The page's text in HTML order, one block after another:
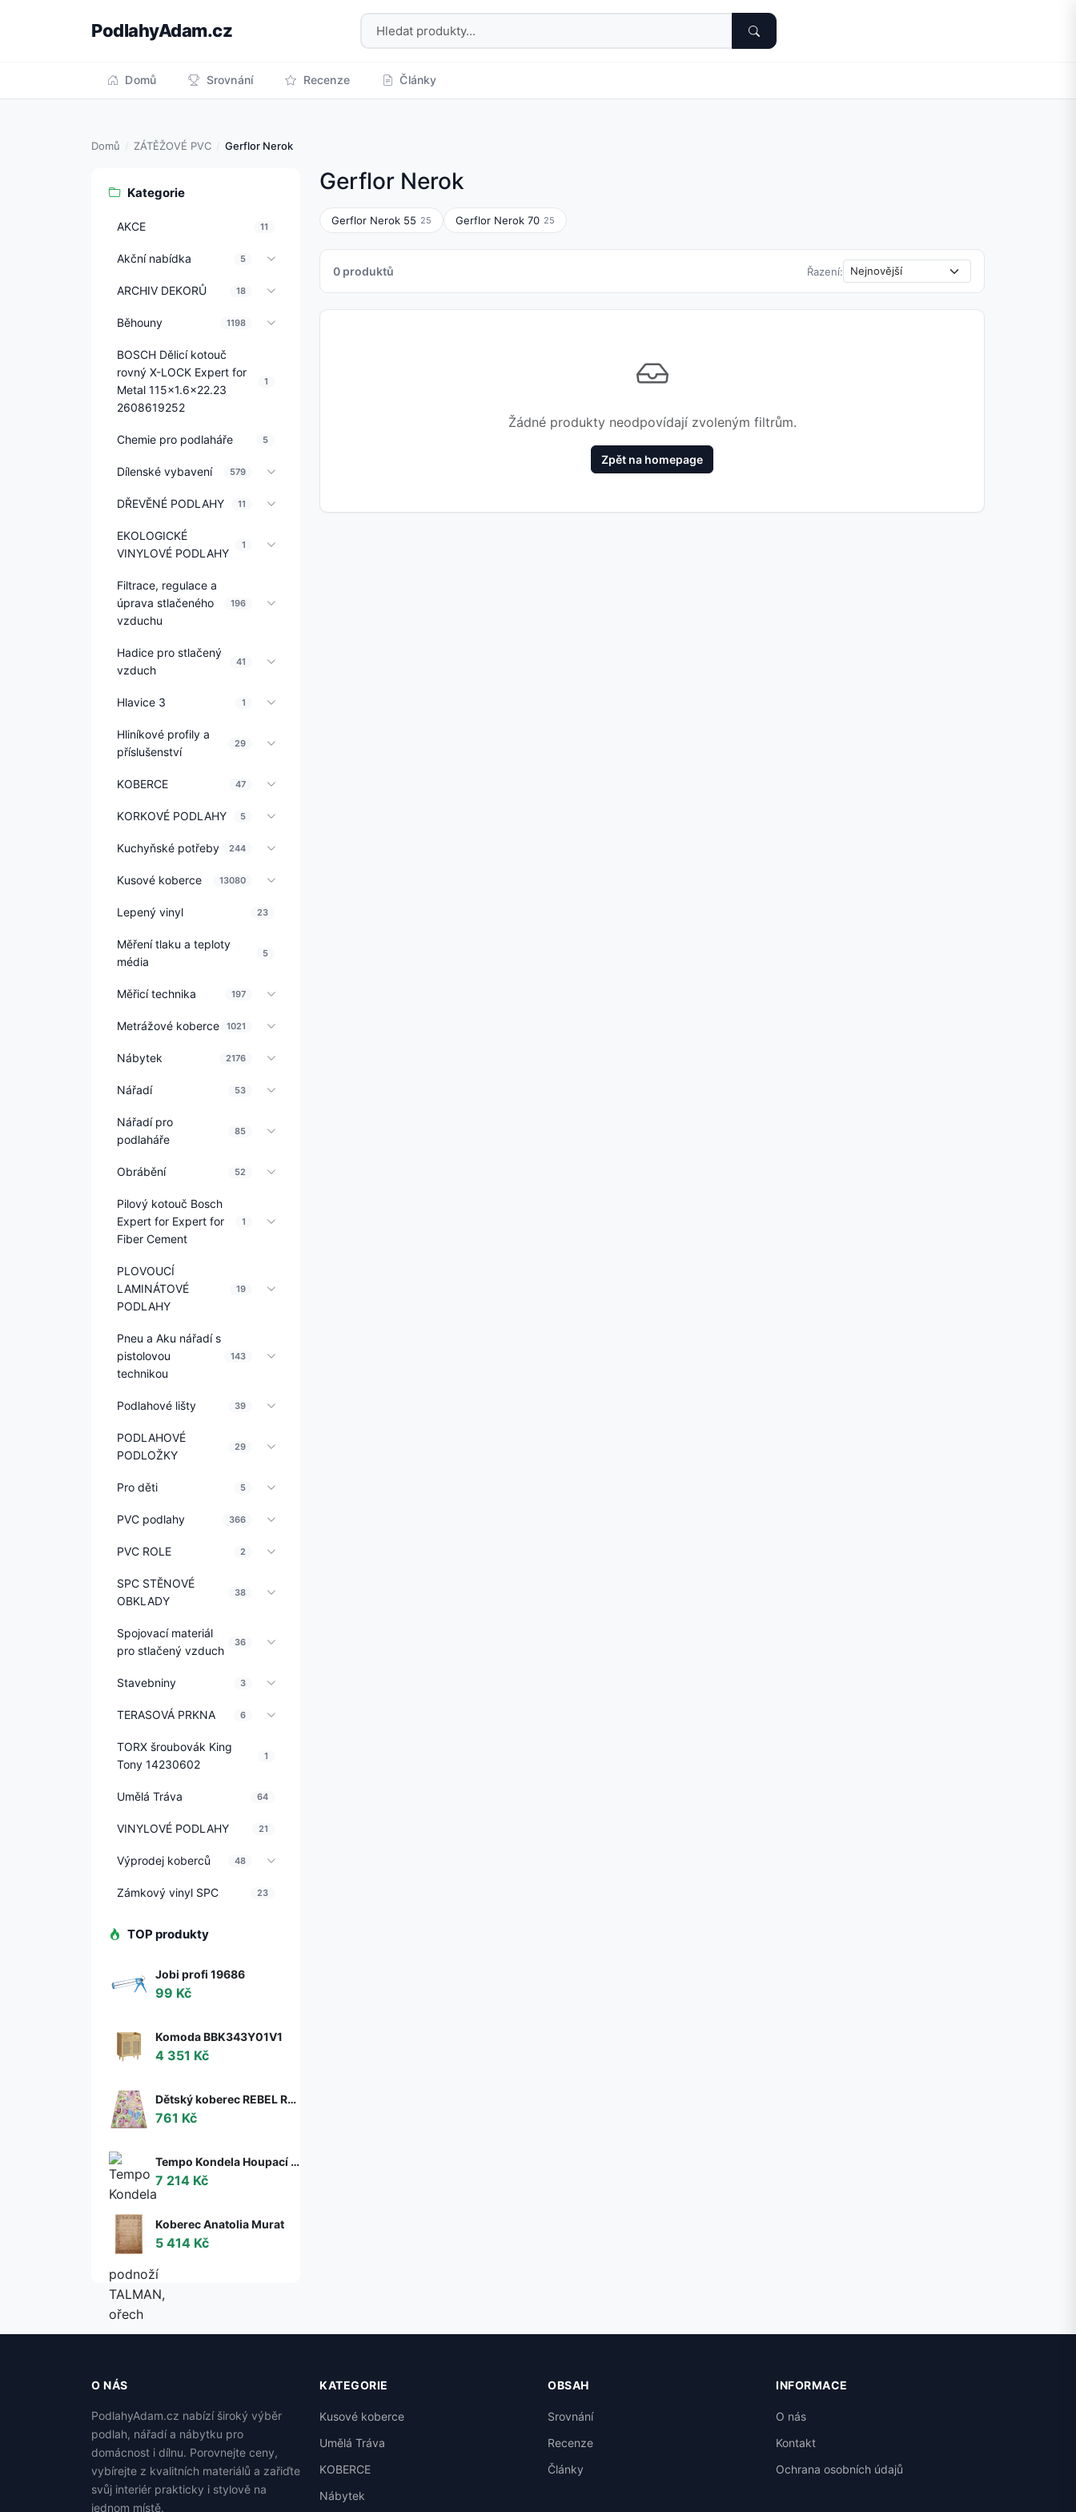
PodlahyAdam.cz
Domů Srovnání Recenze Články
Domů ZÁTĚŽOVÉ PVC Gerflor Nerok
Gerflor Nerok
Gerflor Nerok 55 25 Gerflor Nerok 70 25
0 produktů Řazení:
Žádné produkty neodpovídají zvoleným filtrům.
Zpět na homepage
Kategorie
AKCE 11
Akční nabídka 5
ARCHIV DEKORŮ 18
Běhouny 1198
BOSCH Dělicí kotouč
rovný X-LOCK Expert for
Metal 115x1.6x22.23
2608619252
1
Chemie pro podlaháře 5
Dílenské vybavení 579
DŘEVĚNÉ PODLAHY 11
EKOLOGICKÉ
VINYLOVÉ PODLAHY
1
Filtrace, regulace a
úprava stlačeného
vzduchu
196
Hadice pro stlačený
vzduch
41
Hlavice 3 1
Hliníkové profily a
příslušenství
29
KOBERCE 47
KORKOVÉ PODLAHY 5
Kuchyňské potřeby 244
Kusové koberce 13080
Lepený vinyl 23
Měření tlaku a teploty
média
5
Měřicí technika 197
Metrážové koberce 1021
Nábytek 2176
Nářadí 53
Nářadí pro
podlaháře
85
Obrábění 52
Pilový kotouč Bosch
Expert for Expert for
Fiber Cement
1
PLOVOUCÍ
LAMINÁTOVÉ
PODLAHY
19
Pneu a Aku nářadí s
pistolovou
technikou
143
Podlahové lišty 39
PODLAHOVÉ
PODLOŽKY
29
Pro děti 5
PVC podlahy 366
PVC ROLE 2
SPC STĚNOVÉ
OBKLADY
38
Spojovací materiál
pro stlačený vzduch
36
Stavebniny 3
TERASOVÁ PRKNA 6
TORX šroubovák King
Tony 14230602
1
Umělá Tráva 64
VINYLOVÉ PODLAHY 21
Výprodej koberců 48
Zámkový vinyl SPC 23
TOP produkty
Jobi profi 19686
99 Kč
Komoda BBK343Y01V1
4 351 Kč
Dětský koberec REBEL ROADS Sweet town 26 Cukrovinky, protiskluzový - růžový / zelený
761 Kč
Tempo Kondela Houpací křeslo s podnoží TALMAN, ořech
7 214 Kč
Koberec Anatolia Murat
5 414 Kč
O NÁS
PodlahyAdam.cz nabízí široký výběr
podlah, nářadí a nábytku pro
domácnost i dílnu. Porovnejte ceny,
vybírejte z kvalitních materiálů a zařiďte
svůj interiér prakticky i stylově na
jednom místě.
KATEGORIE
Kusové koberce
Umělá Tráva
KOBERCE
Nábytek
OBSAH
Srovnání
Recenze
Články
INFORMACE
O nás
Kontakt
Ochrana osobních údajů